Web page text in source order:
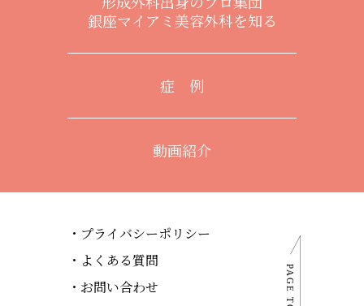
銀座マイアミ美容外科を知る
症 例
動画紹介
プライバシーポリシー
よくある質問
お問い合わせ